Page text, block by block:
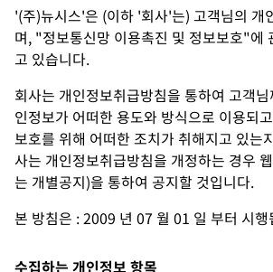
'(주)뉴시스'은 (이하 '회사'는) 고객님의 개
며, "정보통신망 이용촉진 및 정보보호"에
고 있습니다.
회사는 개인정보취급방침을 통하여 고객
인정보가 어떠한 용도와 방식으로 이용되
보호를 위해 어떠한 조치가 취해지고 있는
사는 개인정보취급방침을 개정하는 경우
는 개별공지)을 통하여 공지할 것입니다.
본 방침은 : 2009 년 07 월 01 일 부터 시행
수집하는 개인정보 항목